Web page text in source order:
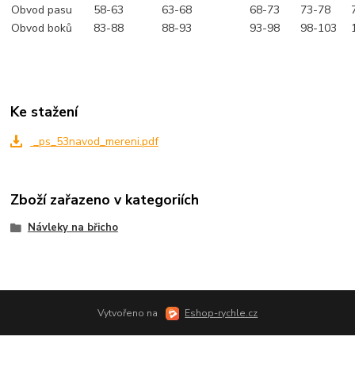
Obvod pasu
58-63 63-68 68-73 73-78
Obvod boků
83-88 88-93 93-98 98-103
Ke stažení
_ps_53navod_mereni.pdf
Zboží zařazeno v kategoriích
Návleky na břicho
Vytvořeno na Eshop-rychle.cz